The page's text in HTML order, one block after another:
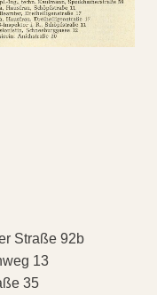
Straße 92b
13
35